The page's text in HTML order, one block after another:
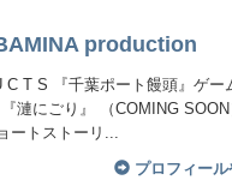
production
C T S 『千葉ポート饅頭』ゲー
漣にごり』 （COMING
ートストーリ...
プロフィール